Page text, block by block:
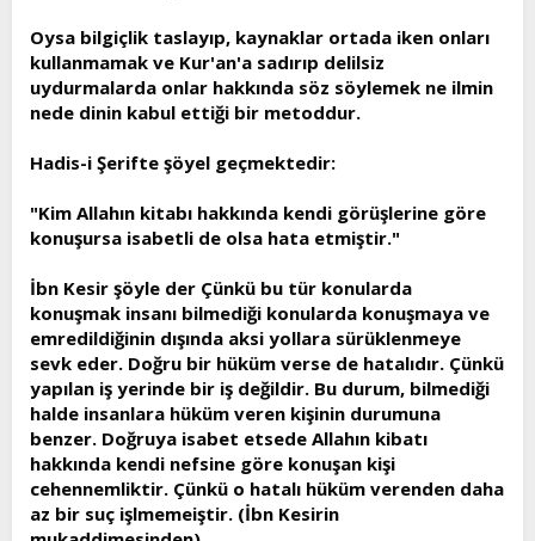
Oysa bilgiçlik taslayıp, kaynaklar ortada iken onları
kullanmamak ve Kur'an'a sadırıp delilsiz
uydurmalarda onlar hakkında söz söylemek ne ilmin
nede dinin kabul ettiği bir metoddur.
Hadis-i Şerifte şöyel geçmektedir:
"Kim Allahın kitabı hakkında kendi görüşlerine göre
konuşursa isabetli de olsa hata etmiştir."
İbn Kesir şöyle der Çünkü bu tür konularda
konuşmak insanı bilmediği konularda konuşmaya ve
emredildiğinin dışında aksi yollara sürüklenmeye
sevk eder. Doğru bir hüküm verse de hatalıdır. Çünkü
yapılan iş yerinde bir iş değildir. Bu durum, bilmediği
halde insanlara hüküm veren kişinin durumuna
benzer. Doğruya isabet etsede Allahın kibatı
hakkında kendi nefsine göre konuşan kişi
cehennemliktir. Çünkü o hatalı hüküm verenden daha
az bir suç işlmemeiştir. (İbn Kesirin